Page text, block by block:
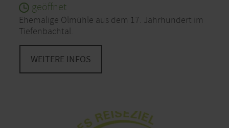
geöffnet
Ehemalige Ölmühle aus dem 17. Jahrhundert im
Tiefenbachtal.
WEITERE INFOS